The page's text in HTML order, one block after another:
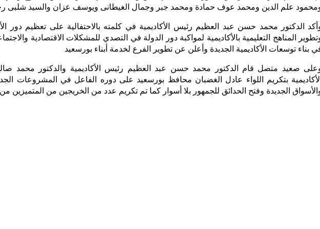
علم الدين ومحمد عوف حمادة ومحمد جبر وجمال الغيطانى ويوسف عزان والسيد شلبى
الدكتور محمد حسن عبد العظيم رئيس الأكاديمية في كلمته بالاحتفالية على تعظيم دور
المناهج التعليمية بالأكاديمية لمواكبة دور الدولة في التصدي للمشكلات الاقتصادية
بناء توسعات الأكاديمية الجديدة وأعلن عن تطوير الفرع لخدمة أبناء بورسعيد
صعيد متصل قام الدكتور محمد حسن عبد العظيم رئيس الأكاديمية والدكتور محمد
بتكريم اللواء عادل الغضبان محافظ بورسعيد على دوره الفاعل في المشروعات
الجديدة وفتح الحدائق للجمهور بلا أسوار كما تم تكريم عدد من الخريجين من المتميزين من